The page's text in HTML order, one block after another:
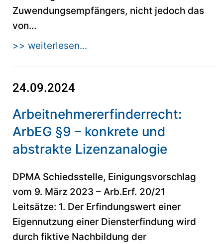
Zuwendungsempfängers, nicht jedoch das
von...
>> weiterlesen...
24.09.2024
Arbeitnehmererfinderrecht:
ArbEG §9 – konkrete und
abstrakte Lizenzanalogie
DPMA Schiedsstelle, Einigungsvorschlag
vom 9. März 2023 – Arb.Erf. 20/21
Leitsätze: 1. Der Erfindungswert einer
Eigennutzung einer Diensterfindung wird
durch fiktive Nachbildung der